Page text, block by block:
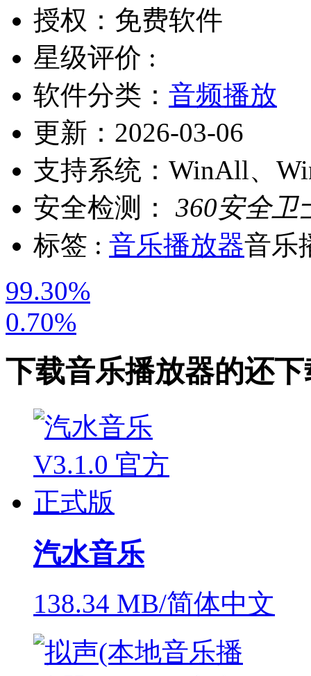
授权： 免费软件
星级评价 :
软件分类： 音频播放
更新： 2026-03-06
支持系统： WinAll、
安全检测：
360安全卫
标签 : 音乐播放器音乐
99.30%
0.70%
下载音乐播放器的还
汽水音乐
138.34 MB/简体中文